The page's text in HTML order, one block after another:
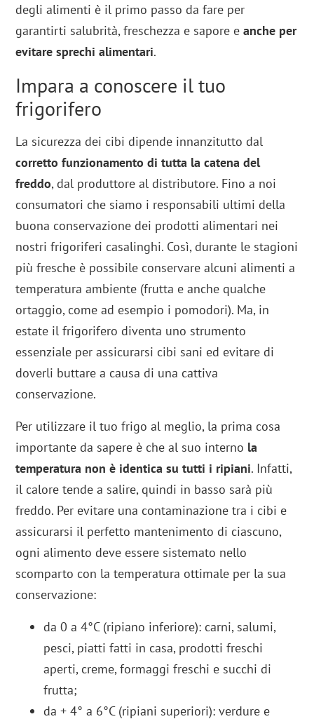
degli alimenti è il primo passo da fare per
garantirti salubrità, freschezza e sapore eanche per
evitare sprechi alimentari.
Impara a conoscere il tuo
frigorifero
La sicurezza dei cibi dipende innanzitutto dal
corretto funzionamento di tutta la catena del
freddo, dal produttore al distributore. Fino a noi
consumatori che siamo i responsabili ultimi della
buona conservazione dei prodotti alimentari nei
nostri frigoriferi casalinghi. Così, durante le stagioni
più fresche è possibile conservare alcuni alimenti a
temperatura ambiente (frutta e anche qualche
ortaggio, come ad esempio i pomodori). Ma, in
estate il frigorifero diventa uno strumento
essenziale per assicurarsi cibi sani ed evitare di
doverli buttare a causa di una cattiva
conservazione.
Per utilizzare il tuo frigo al meglio, la prima cosa
importante da sapere è che al suo interno la
temperatura non è identica su tutti i ripiani. Infatti,
il calore tende a salire, quindi in basso sarà più
freddo. Per evitare una contaminazione tra i cibi e
assicurarsi il perfetto mantenimento di ciascuno,
ogni alimento deve essere sistemato nello
scomparto con la temperatura ottimale per la sua
conservazione:
da 0 a 4°C (ripiano inferiore): carni, salumi,
pesci, piatti fatti in casa, prodotti freschi
aperti, creme, formaggi freschi e succhi di
frutta;
da + 4° a 6°C (ripiani superiori): verdure e